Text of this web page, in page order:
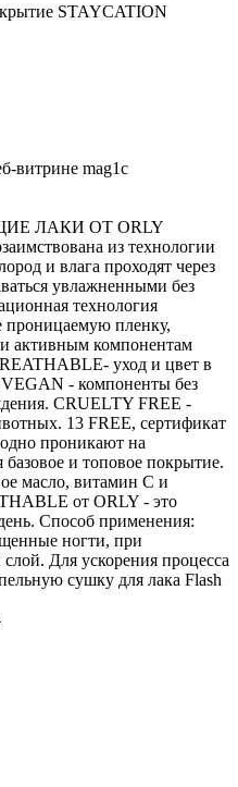
STAYCATION
витрине mag1c
ЛАКИ ОТ ORLY
из технологии
и влага проходят через
увлажненными без
технология
проницаемую пленку,
активным компонентам
уход и цвет в
- компоненты без
CRUELTY FREE -
13 FREE, сертификат
проникают на
базовое и топовое покрытие.
масло, витамин С и
от ORLY - это
Способ применения:
ногти, при
Для ускорения процесса
сушку для лака Flash